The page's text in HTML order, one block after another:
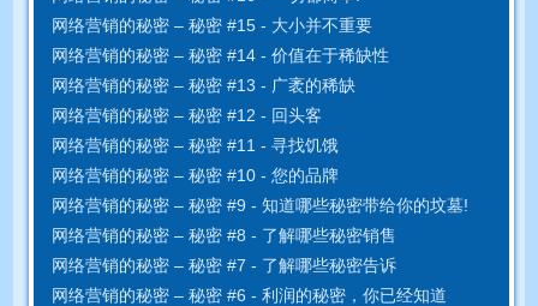
网络营销的秘密 – 秘密 #15 - 大小并不重要
网络营销的秘密 – 秘密 #14 - 价值在于稀缺性
网络营销的秘密 – 秘密 #13 - 广袤的稀缺
网络营销的秘密 – 秘密 #12 - 回头客
网络营销的秘密 – 秘密 #11 - 寻找饥饿
网络营销的秘密 – 秘密 #10 - 您的品牌
网络营销的秘密 – 秘密 #9 - 知道哪些秘密带给你的坟墓!
网络营销的秘密 – 秘密 #8 - 了解哪些秘密销售
网络营销的秘密 – 秘密 #7 - 了解哪些秘密告诉
网络营销的秘密 – 秘密 #6 - 利润的秘密，你已经知道